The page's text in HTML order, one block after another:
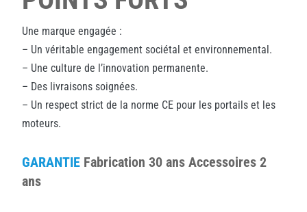
Une marque engagée :
– Un véritable engagement sociétal et environnemental.
– Une culture de l’innovation permanente.
– Des livraisons soignées.
– Un respect strict de la norme CE pour les portails et les
moteurs.
GARANTIE Fabrication 30 ans Accessoires 2
ans